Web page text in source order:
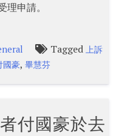
申請。
Tagged 上訴
國豪,畢慧芬
付國豪於去